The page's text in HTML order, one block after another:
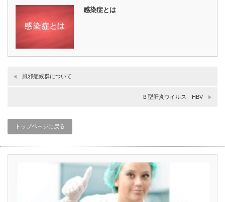
感染症とは
風邪症候群について
Ｂ型肝炎ウイルス HBV
トップページに戻る